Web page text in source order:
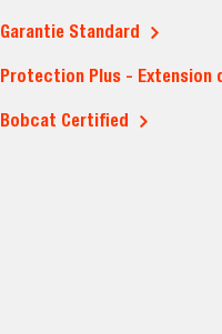
Garantie Standard
Protection Plus - Extension
Bobcat Certified